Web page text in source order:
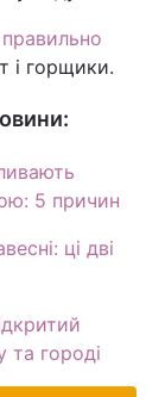
і горщики.
5 причин
ці дві
та городі